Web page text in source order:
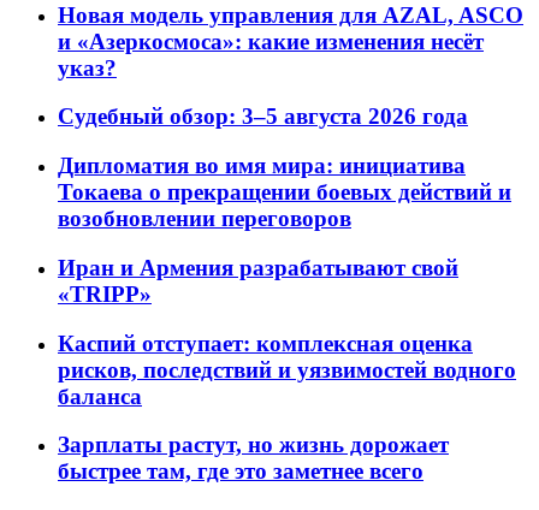
Новая модель управления для AZAL, ASCO
и «Азеркосмоса»: какие изменения несёт
указ?
Судебный обзор: 3–5 августа 2026 года
Дипломатия во имя мира: инициатива
Токаева о прекращении боевых действий и
возобновлении переговоров
Иран и Армения разрабатывают свой
«TRIPP»
Каспий отступает: комплексная оценка
рисков, последствий и уязвимостей водного
баланса
Зарплаты растут, но жизнь дорожает
быстрее там, где это заметнее всего